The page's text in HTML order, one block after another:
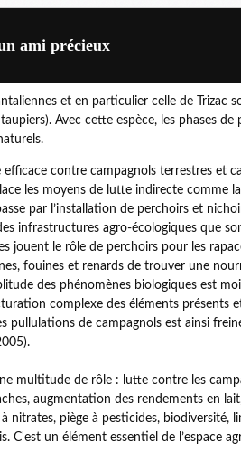
ami précieux
et en particulier celle de Trizac
Avec cette espèce, les phases
contre campagnols terrestres et
les moyens de lutte indirecte comme
par l’installation de perchoirs et
infrastructures agro-écologiques que
jouent le rôle de perchoirs pour les
fouines et renards de trouver une
des phénomènes biologiques est
complexe des éléments présents
pullulations de campagnols est ainsi
multitude de rôle : lutte contre les
augmentation des rendements en
à nitrates, piège à pesticides, biodiversité,
C'est un élément essentiel de l’espace